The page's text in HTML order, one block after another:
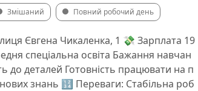
Змішаний Повний робочий день
Євгена Чикаленка, 1 💸 Зарплата 19
спеціальна освіта Бажання навчан
до деталей Готовність працювати на п
нових знань 🔢 Переваги: Стабільна роб